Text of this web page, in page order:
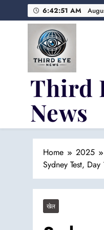
to
6:42:52 AM
Third
News
Home 2025
Sydney Test,
खेल